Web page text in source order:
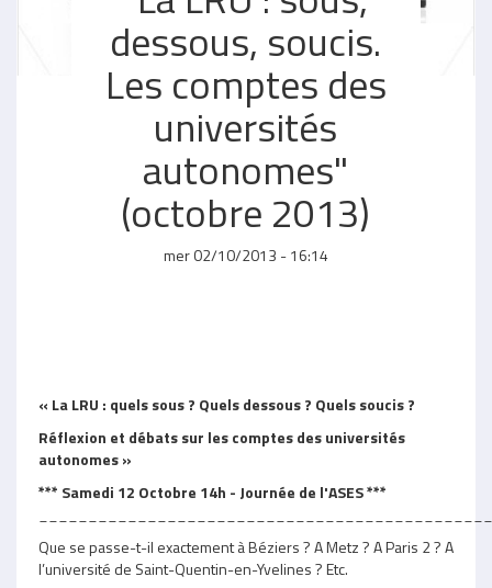
dessous, soucis.
Les comptes des
universités
autonomes"
(octobre 2013)
mer 02/10/2013 - 16:14
« La LRU : quels sous ? Quels dessous ? Quels soucis ?
Réflexion et débats sur les comptes des universités
autonomes »
*** Samedi 12 Octobre 14h - Journée de l'ASES ***
Que se passe-t-il exactement à Béziers ? A Metz ? A Paris 2 ? A
l’université de Saint-Quentin-en-Yvelines ? Etc.